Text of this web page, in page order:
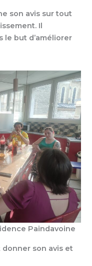
son avis sur tout
Il
le but d’améliorer
Paindavoine
son avis et